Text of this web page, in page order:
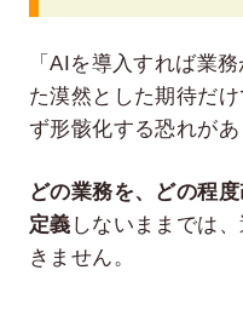
「AIを導入すれば業
た漠然とした期待だ
ず形骸化する恐れがあ
どの業務を、どの程
定義 しないままでは
きません。